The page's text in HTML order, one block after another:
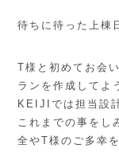
待ちに待った上棟
T様と初めてお会
ランを作成してよ
KEIJIでは担当設
これまでの事をし
全やT様のご多幸